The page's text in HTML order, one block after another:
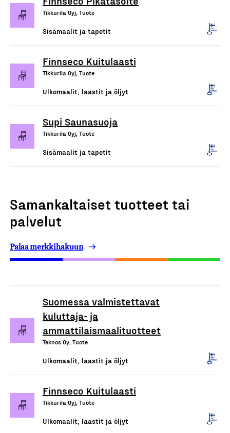
Tikkurila Oyj, Tuote
Sisämaalit ja tapetit
Finnseco Kuitulaasti
Tikkurila Oyj, Tuote
Ulkomaalit, laastit ja öljyt
Supi Saunasuoja
Tikkurila Oyj, Tuote
Sisämaalit ja tapetit
Samankaltaiset tuotteet tai
palvelut
Palaa merkkihakuun
Suomessa valmistettavat
kuluttaja- ja
ammattilaismaalituotteet
Teknos Oy, Tuote
Ulkomaalit, laastit ja öljyt
Finnseco Kuitulaasti
Tikkurila Oyj, Tuote
Ulkomaalit, laastit ja öljyt